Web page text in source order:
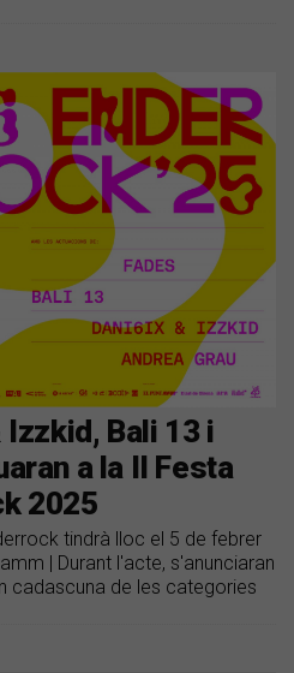
Izzkid, Bali 13 i
a la II Festa
2025
tindrà lloc el 5 de febrer
| Durant l'acte, s'anunciaran
cadascuna de les categories